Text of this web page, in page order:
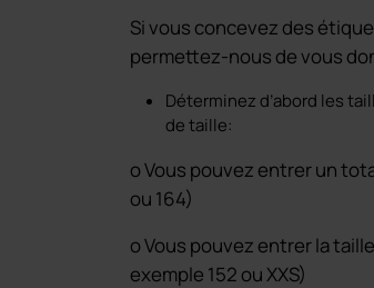
Si vous concevez des
permettez-nous de vous
Déterminez d’abord les
de taille:
o Vous pouvez entrer un
ou 164)
o Vous pouvez entrer la
exemple 152 ou XXS)